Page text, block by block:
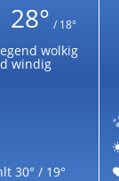
28° / 18°
wolkig
windig
30° / 19°